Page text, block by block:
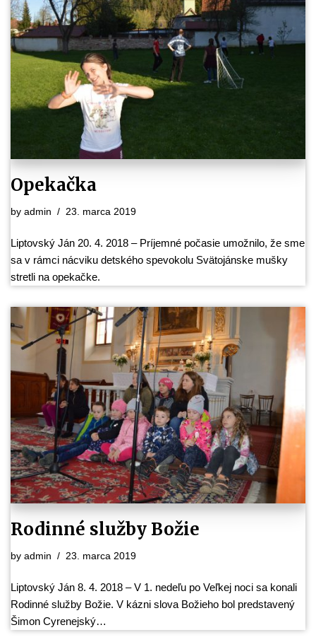
Opekačka
by admin 23. marca 2019
Liptovský Ján 20. 4. 2018 – Príjemné počasie umožnilo, že sme
sa v rámci nácviku detského spevokolu Svätojánske mušky
stretli na opekačke.
Rodinné služby Božie
by admin 23. marca 2019
Liptovský Ján 8. 4. 2018 – V 1. nedeľu po Veľkej noci sa konali
Rodinné služby Božie. V kázni slova Božieho bol predstavený
Šimon Cyrenejský…